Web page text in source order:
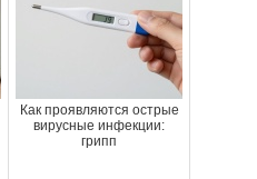
Как проявляются острые
вирусные инфекции:
грипп